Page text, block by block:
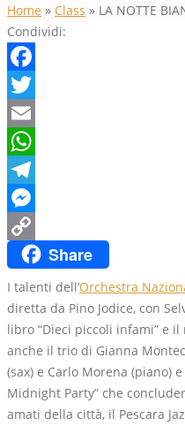
Home » Class » LA NOTTE
Condividi:
Facebook
Twitter
Email
WhatsApp
Telegram
Messenger
Copy
Link
Share
I talenti dell’Orchestra
diretta da Pino Jodice, con
libro “Dieci piccoli infami” e
anche il trio di Gianna
(sax) e Carlo Morena (piano)
Midnight Party” che
amati della città, il Pescara